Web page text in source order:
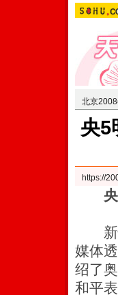
北京
央5
https://
新快
媒体
绍了
和平